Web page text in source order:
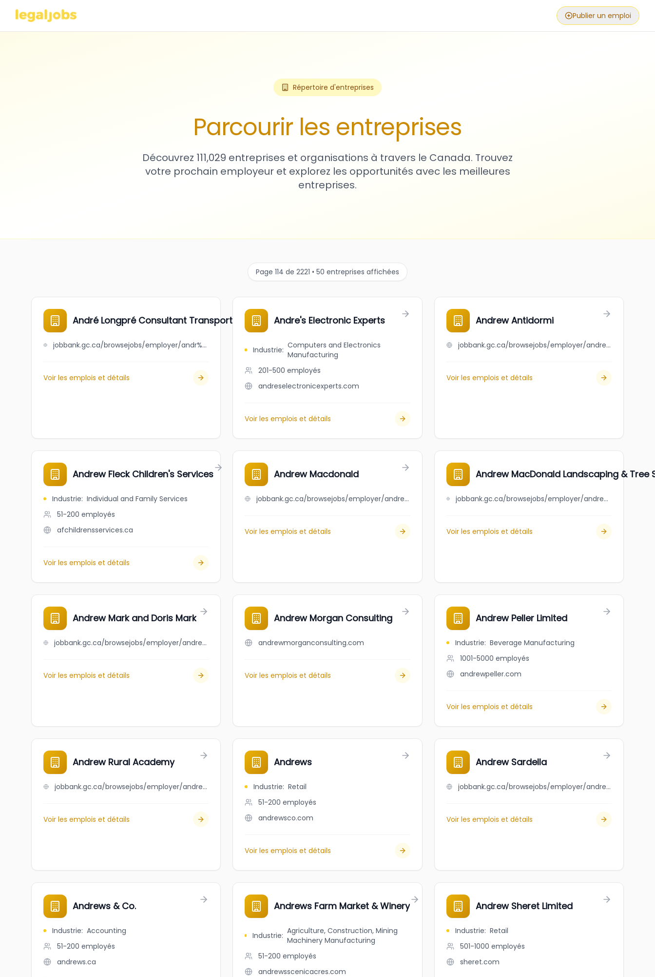
Publier un emploi
Répertoire d'entreprises
Parcourir les entreprises
Découvrez 111,029 entreprises et organisations à travers le Canada. Trouvez
votre prochain employeur et explorez les opportunités avec les meilleures
entreprises.
Page 114 de 2221 • 50 entreprises affichées
André Longpré Consultant Transport inc.
jobbank.gc.ca/browsejobs/employer/andr%C3%A9+longpr%C3%A9+consultant+transport+inc./ca
Voir les emplois et détails
Andre's Electronic Experts
Industrie: Computers and Electronics
Manufacturing
201-500 employés
andreselectronicexperts.com
Voir les emplois et détails
Andrew Antidormi
jobbank.gc.ca/browsejobs/employer/andrew+antidormi/ca
Voir les emplois et détails
Andrew Fleck Children's Services
Industrie: Individual and Family Services
51-200 employés
afchildrensservices.ca
Voir les emplois et détails
Andrew Macdonald
jobbank.gc.ca/browsejobs/employer/andrew+macdonald/ca
Voir les emplois et détails
Andrew MacDonald Landscaping & Tree
jobbank.gc.ca/browsejobs/employer/andrew+macdonald+landscaping+%26+tree+service+ltd./ca
Voir les emplois et détails
Andrew Mark and Doris Mark
jobbank.gc.ca/browsejobs/employer/andrew+mark+and+doris+mark/ca
Voir les emplois et détails
Andrew Morgan Consulting
andrewmorganconsulting.com
Voir les emplois et détails
Andrew Peller Limited
Industrie: Beverage Manufacturing
1001-5000 employés
andrewpeller.com
Voir les emplois et détails
Andrew Rural Academy
jobbank.gc.ca/browsejobs/employer/andrew+rural+academy/ca
Voir les emplois et détails
Andrews
Industrie: Retail
51-200 employés
andrewsco.com
Voir les emplois et détails
Andrew Sardella
jobbank.gc.ca/browsejobs/employer/andrew+sardella/ca
Voir les emplois et détails
Andrews & Co.
Industrie: Accounting
51-200 employés
andrews.ca
Andrews Farm Market & Winery
Industrie: Agriculture, Construction, Mining
Machinery Manufacturing
51-200 employés
andrewsscenicacres.com
Andrew Sheret Limited
Industrie: Retail
501-1000 employés
sheret.com